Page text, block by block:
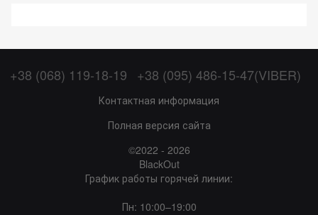
+38 (068) 119-18-19 +38 (095) 486-15-47(VIBER)
Контактная информация
Полная версия сайта
©2022 - 2026
BlackOut
График работы горячей линии:
Пн: 10:00–19:00